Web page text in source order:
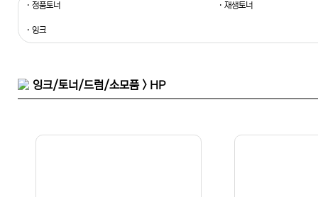
· 정품토너 · 재생토너
· 잉크
잉크/토너/드럼/소모품 > HP